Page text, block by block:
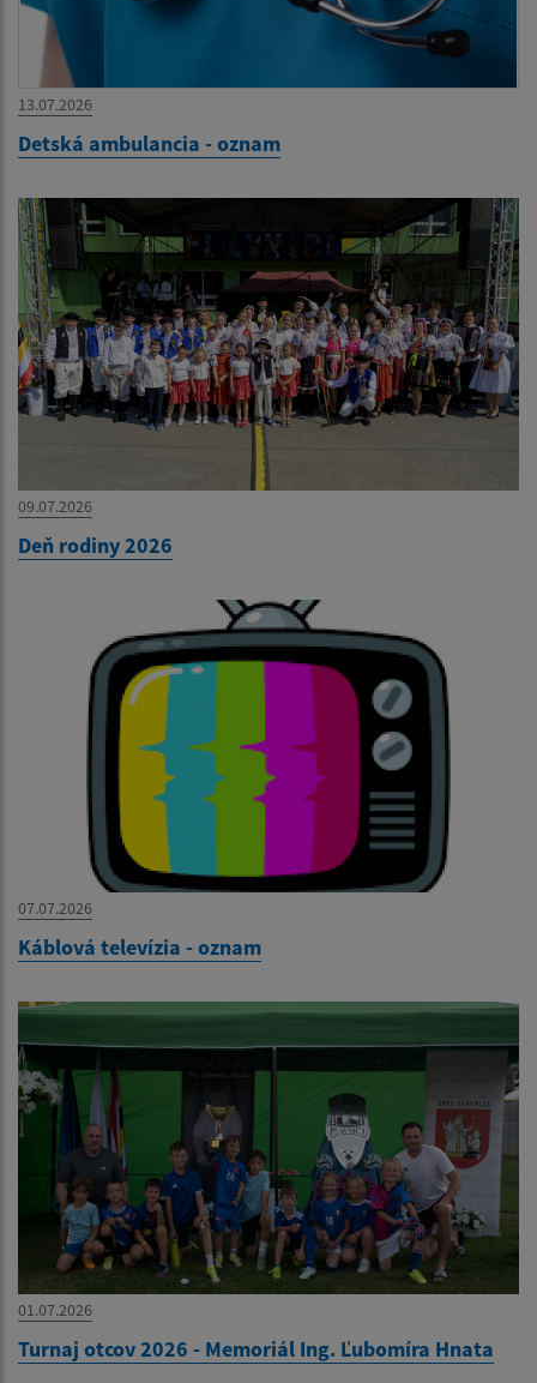
13.07.2026
Detská ambulancia - oznam
09.07.2026
Deň rodiny 2026
07.07.2026
Káblová televízia - oznam
01.07.2026
Turnaj otcov 2026 - Memoriál Ing. Ľubomíra Hnata